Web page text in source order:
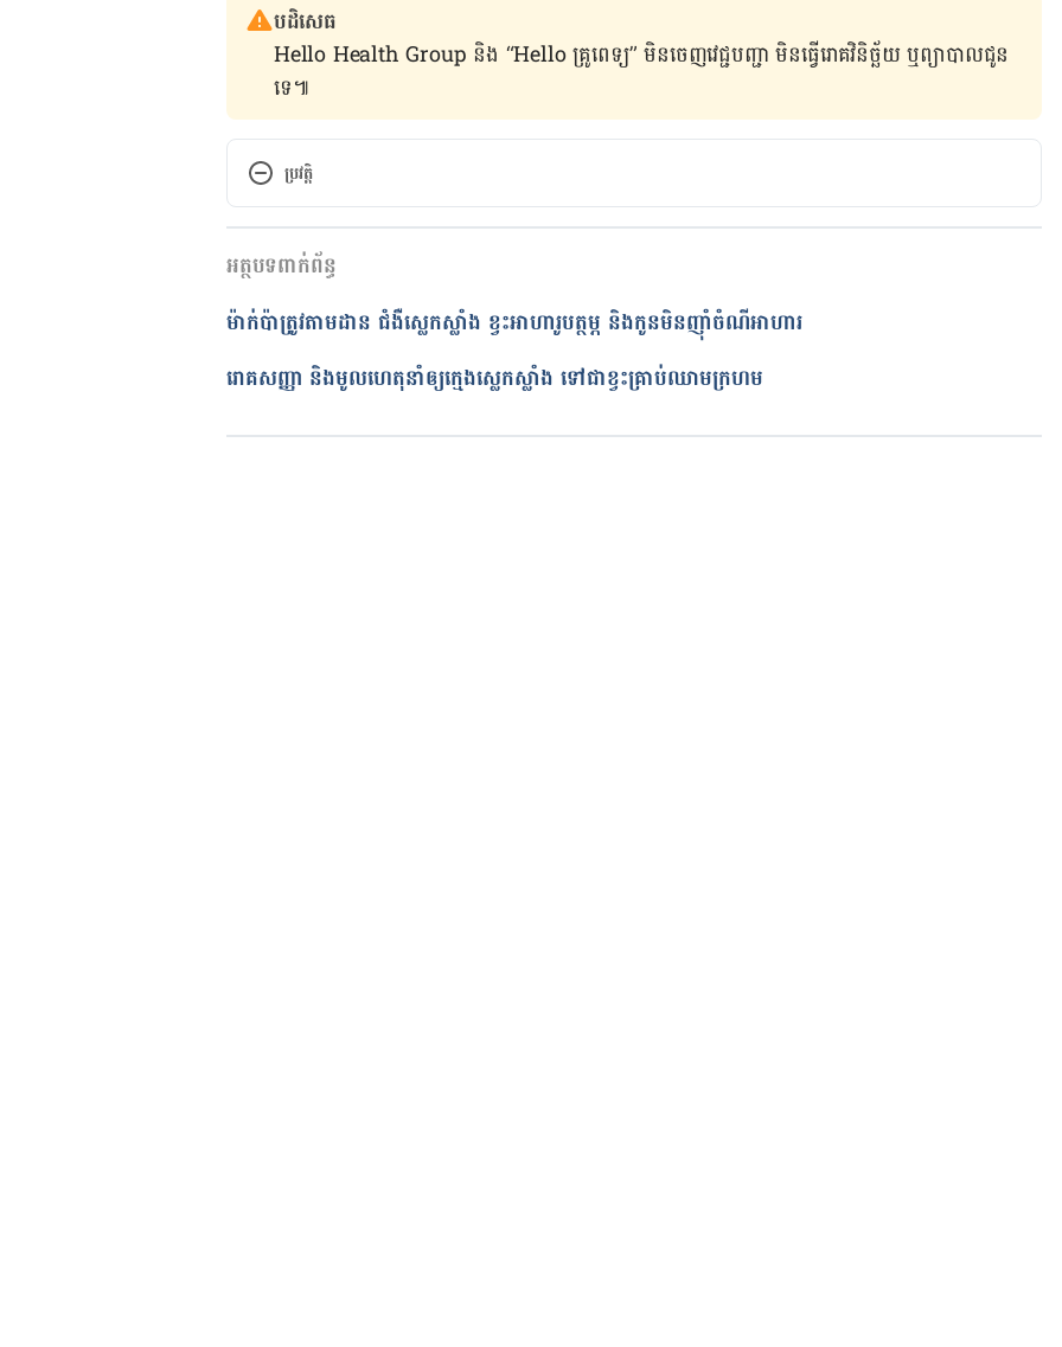
បដិសេធ
Hello Health Group និង “Hello គ្រូពេទ្យ” មិន​ចេញ​វេជ្ជបញ្ជា មិន​ធ្វើ​រោគវិនិច្ឆ័យ ឬ​ព្យាបាល​ជូន​
ទេ៕
ប្រវត្តិ
កំណែ​ប្រែបច្ចុប្បន្ន
17/06/2020
អត្ថបទ​ដោយ នាង សុខុមដាលីញ៉ា
ត្រួតពិនិត្យដោយ វេជ្ជ. ចាន់ ស៊ីណេត
បច្ចុប្បន្នភាពដោយ៖
ដេត ធន្នី
អត្ថបទពាក់ព័ន្ធ
ម៉ាក់ប៉ាត្រូវតាមដាន ជំងឺស្លេកស្លាំង ខ្វះអាហារូបត្ថម្ភ និងកូនមិនញ៉ាំចំណីអាហារ
រោគសញ្ញា និងមូលហេតុនាំឲ្យក្មេងស្លេកស្លាំង ទៅជាខ្វះគ្រាប់ឈាមក្រហម